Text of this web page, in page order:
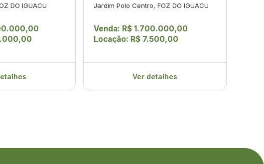
DO IGUACU Jardim Polo Centro, FOZ DO IGUACU
Venda: R$ 1.700.000,00
Locação: R$ 7.500,00
Ver detalhes